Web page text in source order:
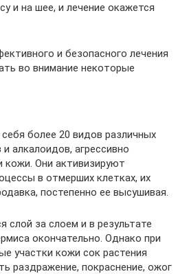
и на шее, и лечение окажется
и безопасного лечения
во внимание некоторые
более 20 видов различных
алкалоидов, агрессивно
кожи. Они активизируют
в отмерших клетках, их
постепенно ее высушивая.
за слоем и в результате
окончательно. Однако при
участки кожи сок растения
раздражение, покраснение, ожог